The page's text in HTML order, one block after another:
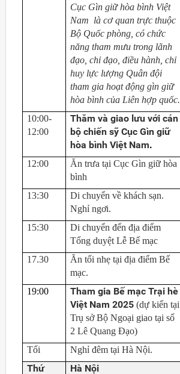
Cục Gìn giữ hòa bình Việt
Nam là cơ quan trực thuộc
Bộ Quốc phòng, có chức
năng tham mưu trong lãnh
đạo, chỉ đạo, điều hành, chỉ
huy lực lượng Quân đội
tham gia hoạt động gìn giữ
hòa bình của Liên hợp quốc.
10:00-
12:00
Thăm và giao lưu với cán
bộ chiến sỹ Cục Gìn giữ
hòa bình Việt Nam.
12:00
Ăn trưa tại Cục Gìn giữ hòa
bình
13:30
Di chuyển về khách sạn.
Nghỉ ngơi.
15:30
Di chuyển đến địa điểm
Tổng duyệt Lễ Bế mạc
17.30
Ăn tối nhẹ tại địa điểm Bế
mạc.
19:00
Tham gia Bế mạc Trại hè
Việt Nam 2025 (dự kiến tại
Trụ sở Bộ Ngoại giao tại số
2 Lê Quang Đạo)
Tối
Nghỉ đêm tại Hà Nội.
Thứ Hà Nội